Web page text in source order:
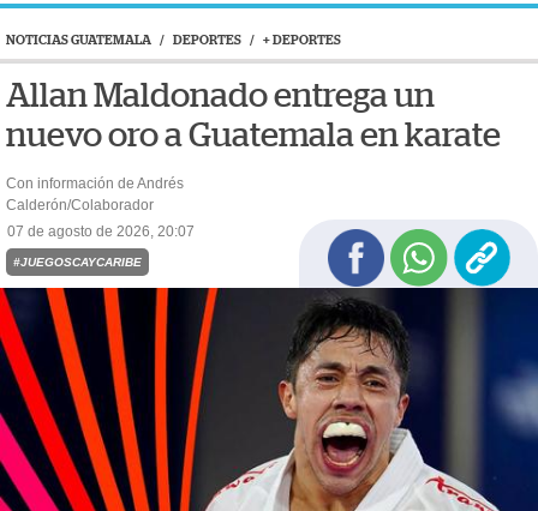
NOTICIAS GUATEMALA / DEPORTES / + DEPORTES
Allan Maldonado entrega un
nuevo oro a Guatemala en karate
Con información de Andrés
Calderón/Colaborador
07 de agosto de 2026, 20:07
#JUEGOSCAYCARIBE